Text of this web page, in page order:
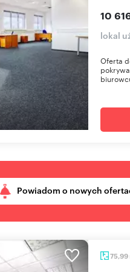
10
lokal
Oferta
Powiadom o nowych
75,99